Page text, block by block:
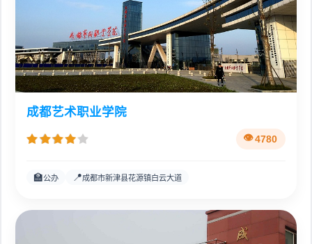
成都艺术职业学院
4780
🏫公办 📍成都市新津县花源镇白云大道